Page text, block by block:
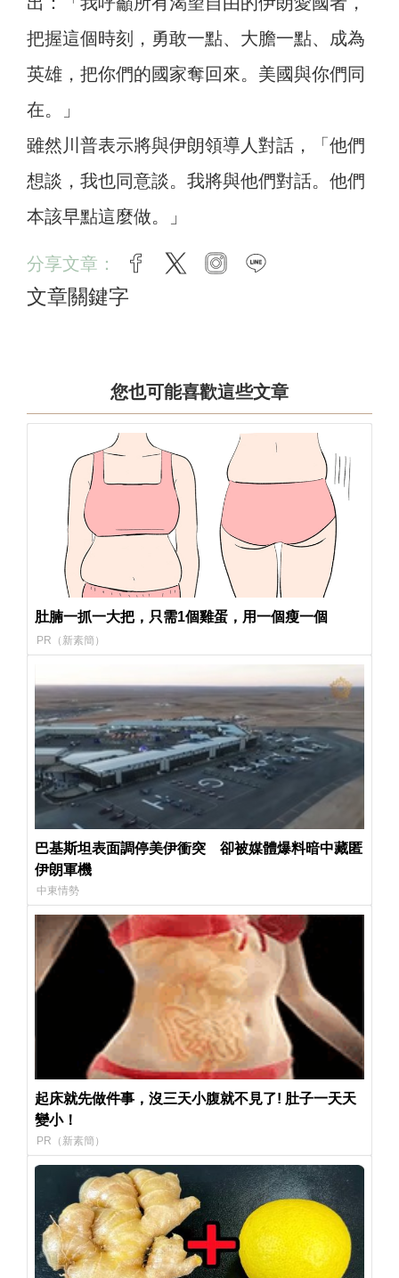
把握這個時刻，勇敢一點、大膽一點、成為
英雄，把你們的國家奪回來。美國與你們同
在。」
雖然川普表示將與伊朗領導人對話，「他們
想談，我也同意談。我將與他們對話。他們
本該早點這麼做。」
分享文章： facebook
twitter instagram
文章關鍵字
您也可能喜歡這些文章
肚腩一抓一大把，只需1個雞蛋，用一個瘦一個
PR（新素簡）
巴基斯坦表面調停美伊衝突 卻被媒體爆料暗中藏匿
伊朗軍機
中東情勢
起床就先做件事，沒三天小腹就不見了! 肚子一天天
變小！
PR（新素簡）